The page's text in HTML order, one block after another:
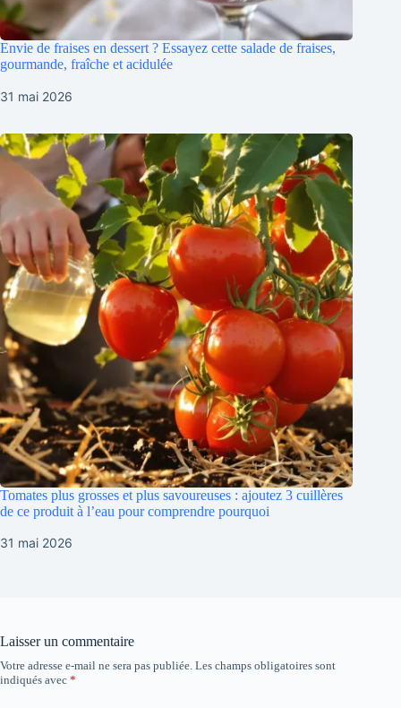
Envie de fraises en dessert ? Essayez cette salade de fraises,
gourmande, fraîche et acidulée
31 mai 2026
Tomates plus grosses et plus savoureuses : ajoutez 3 cuillères
de ce produit à l’eau pour comprendre pourquoi
31 mai 2026
Laisser un commentaire
Votre adresse e-mail ne sera pas publiée. Les champs obligatoires sont
indiqués avec *